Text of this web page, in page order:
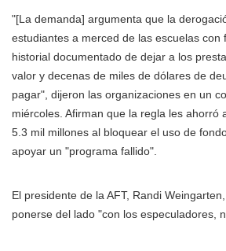
"[La demanda] argumenta que la
estudiantes a merced de las escuelas con
historial documentado de dejar a los
valor y decenas de miles de dólares de
pagar", dijeron las organizaciones en un
miércoles. Afirman que la regla les ahorró
5.3 mil millones al bloquear el uso de
apoyar un "programa fallido".
El presidente de la AFT, Randi
ponerse del lado "con los especuladores,